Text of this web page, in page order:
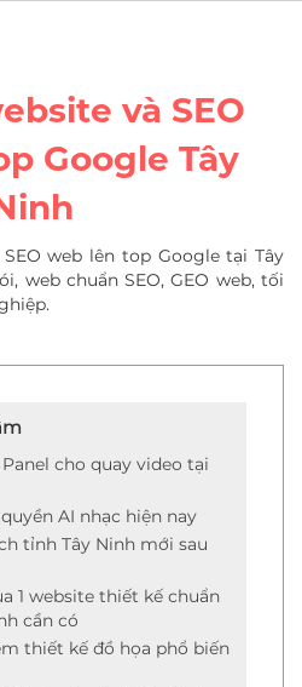
và SEO
Google Tây
web lên top Google tại Tây
web chuẩn SEO, GEO web, tối
cho quay video tại
AI nhạc hiện nay
tỉnh Tây Ninh mới sau
1 website thiết kế chuẩn
cần có
thiết kế đồ họa phổ biến